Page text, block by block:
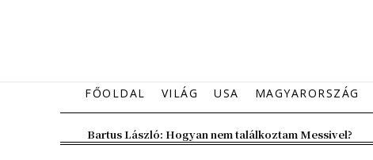
FŐOLDAL VILÁG USA MAGYARORSZÁG
Bartus László: Hogyan nem találkoztam Messivel?